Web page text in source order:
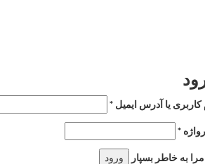
یا آدرس ایمیل*
*
به خاطر بسپار ورود